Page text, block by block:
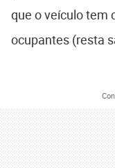
que o veículo tem
ocupantes (resta